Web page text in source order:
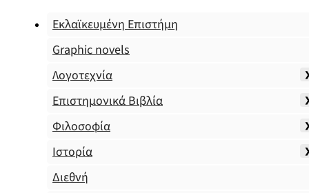
Εκλαϊκευμένη Επιστήμη
Graphic novels
Λογοτεχνία
Επιστημονικά Βιβλία
Φιλοσοφία
Ιστορία
Διεθνή